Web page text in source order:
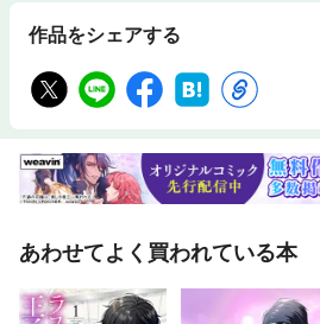
用することができる。トレードで重要なのは
ても次に起こることを予測できる信頼のおけ
る。単なる推測を統計学に置き換えることで
手に入れるためのエッジを常に探し求めて
手に入れることはたやすいことではない。
エッジをあなたに与えてくれるものだ。 以
算出法●MAEのグラフ化――データの収集、
トレードオフ、利益曲線●ボラティリティの
レンジやボラティリティの変化に伴う損切
作品をシェアする
あわせてよく買われている本